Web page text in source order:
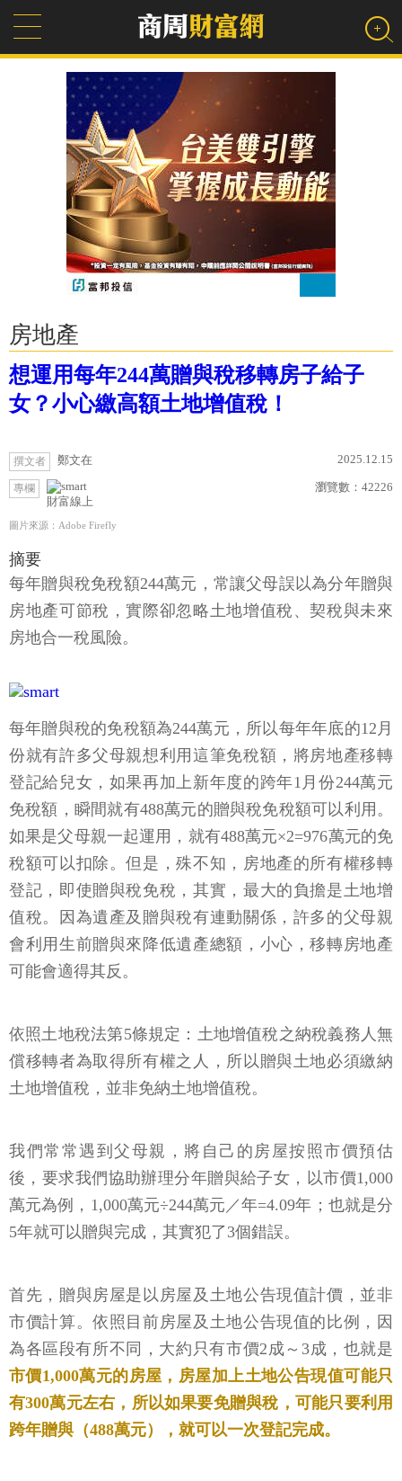
房地產
想運用每年244萬贈與稅移轉房子給子
女？小心繳高額土地增值稅！
撰文者 鄭文在 2025.12.15
專欄
財富線上
瀏覽數： 42226
圖片來源：Adobe Firefly
摘要
每年贈與稅免稅額244萬元，常讓父母誤以為分年贈與
房地產可節稅，實際卻忽略土地增值稅、契稅與未來
房地合一稅風險。
每年贈與稅的免稅額為244萬元，所以每年年底的12月
份就有許多父母親想利用這筆免稅額，將房地產移轉
登記給兒女，如果再加上新年度的跨年1月份244萬元
免稅額，瞬間就有488萬元的贈與稅免稅額可以利用。
如果是父母親一起運用，就有488萬元×2=976萬元的免
稅額可以扣除。但是，殊不知，房地產的所有權移轉
登記，即使贈與稅免稅，其實，最大的負擔是土地增
值稅。因為遺產及贈與稅有連動關係，許多的父母親
會利用生前贈與來降低遺產總額，小心，移轉房地產
可能會適得其反。
依照土地稅法第5條規定：土地增值稅之納稅義務人無
償移轉者為取得所有權之人，所以贈與土地必須繳納
土地增值稅，並非免納土地增值稅。
我們常常遇到父母親，將自己的房屋按照市價預估
後，要求我們協助辦理分年贈與給子女，以市價1,000
萬元為例，1,000萬元÷244萬元／年=4.09年；也就是分
5年就可以贈與完成，其實犯了3個錯誤。
首先，贈與房屋是以房屋及土地公告現值計價，並非
市價計算。依照目前房屋及土地公告現值的比例，因
為各區段有所不同，大約只有市價2成～3成，也就是
市價1,000萬元的房屋，房屋加上土地公告現值可能只
有300萬元左右，所以如果要免贈與稅，可能只要利用
跨年贈與（488萬元），就可以一次登記完成。